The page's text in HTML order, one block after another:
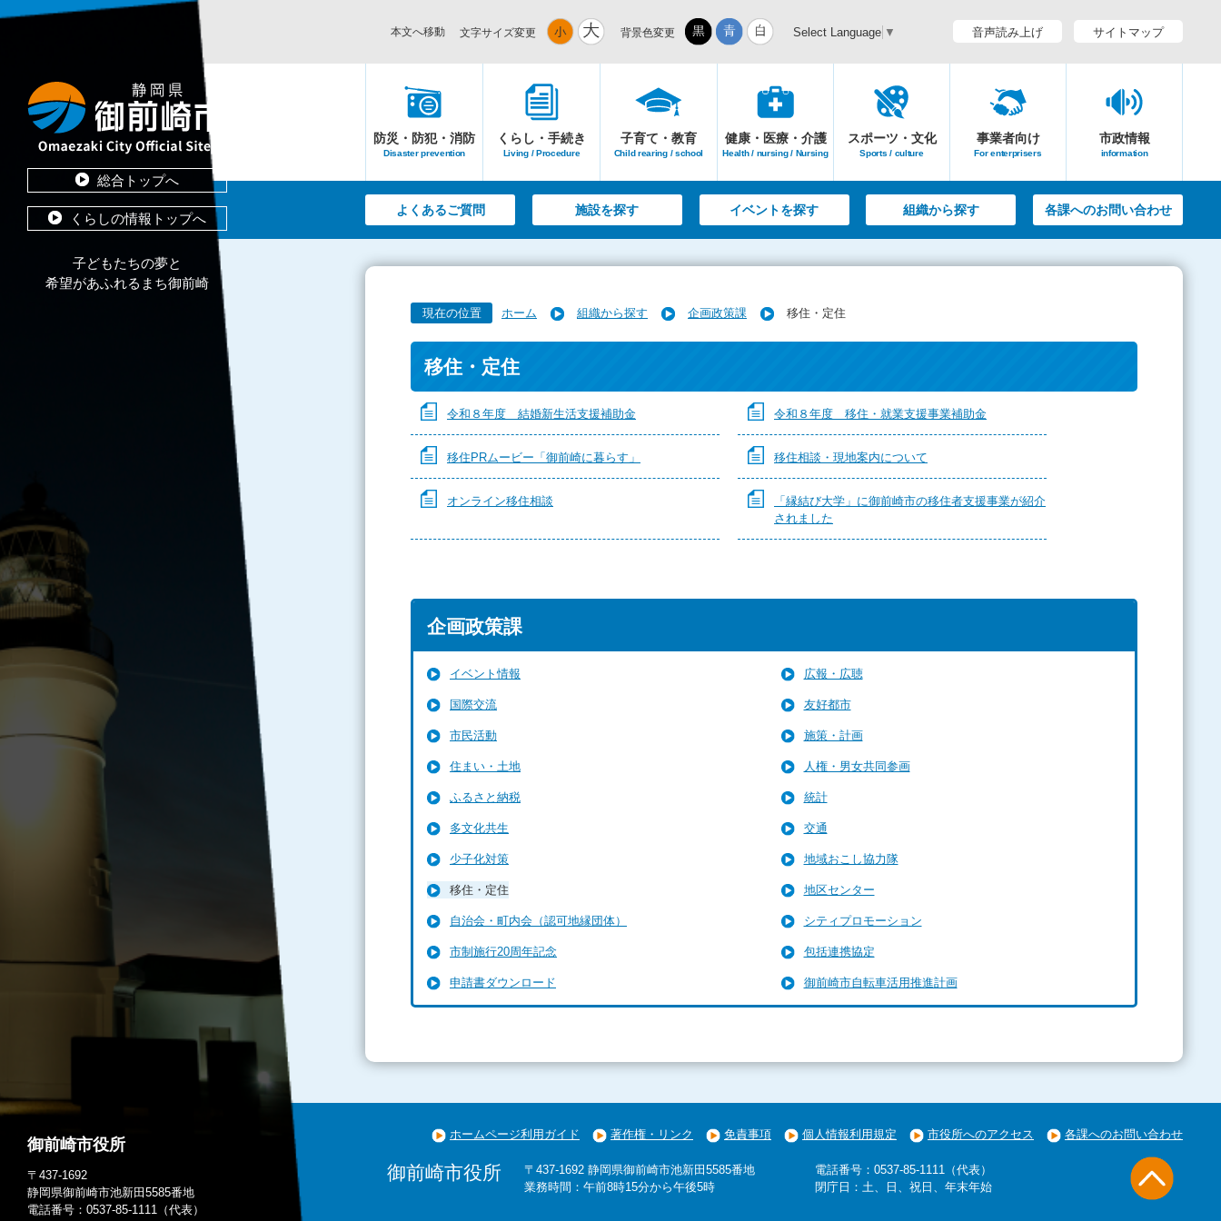
本文へ移動 文字サイズ変更 背景色変更 Select Language ▼ 音声読み上げ サイトマップ
総合トップへ
くらしの情報トップへ
子どもたちの夢と
希望があふれるまち御前崎
御前崎市役所
〒437-1692
静岡県御前崎市池新田5585番地
電話番号：0537-85-1111（代表）
防災・防犯・消防
Disaster prevention
くらし・手続き
Living / Procedure
子育て・教育
Child rearing / school
健康・医療・介護
Health / nursing / Nursing
スポーツ・文化
Sports / culture
事業者向け
For enterprisers
市政情報
information
よくあるご質問 施設を探す イベントを探す 組織から探す 各課へのお問い合わせ
現在の位置 ホーム 組織から探す 企画政策課 移住・定住
移住・定住
令和８年度 結婚新生活支援補助金 令和８年度 移住・就業支援事業補助金
移住PRムービー「御前崎に暮らす」 移住相談・現地案内について
オンライン移住相談
「縁結び大学」に御前崎市の移住者支援事業が紹介
されました
企画政策課
イベント情報 広報・広聴
国際交流 友好都市
市民活動 施策・計画
住まい・土地 人権・男女共同参画
ふるさと納税 統計
多文化共生 交通
少子化対策 地域おこし協力隊
移住・定住 地区センター
自治会・町内会（認可地縁団体） シティプロモーション
市制施行20周年記念 包括連携協定
申請書ダウンロード 御前崎市自転車活用推進計画
ホームページ利用ガイド 著作権・リンク 免責事項 個人情報利用規定 市役所へのアクセス 各課へのお問い合わせ
御前崎市役所
〒437-1692 静岡県御前崎市池新田5585番地
業務時間：午前8時15分から午後5時
電話番号：0537-85-1111（代表）
閉庁日：土、日、祝日、年末年始